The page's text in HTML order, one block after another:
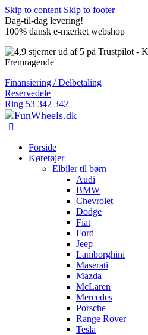
Skip to content Skip to footer
Dag-til-dag levering!
100% dansk e-mærket webshop
Fremragende
Finansiering / Delbetaling
Reservedele
Ring 53 342 342
Forside
Køretøjer
Elbiler til børn
Audi
BMW
Chevrolet
Dodge
Fiat
Ford
Jeep
Lamborghini
Maserati
Mazda
McLaren
Mercedes
Porsche
Range Rover
Tesla